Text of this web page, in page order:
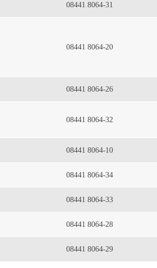
08441 8064-31
08441 8064-20
08441 8064-26
08441 8064-32
08441 8064-10
08441 8064-34
08441 8064-33
08441 8064-28
08441 8064-29